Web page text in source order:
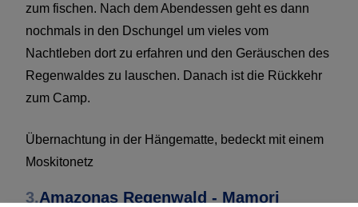
zum fischen. Nach dem Abendessen geht es dann
nochmals in den Dschungel um vieles vom
Nachtleben dort zu erfahren und den Geräuschen des
Regenwaldes zu lauschen. Danach ist die Rückkehr
zum Camp.
Übernachtung in der Hängematte, bedeckt mit einem
Moskitonetz
3.Amazonas Regenwald - Mamori